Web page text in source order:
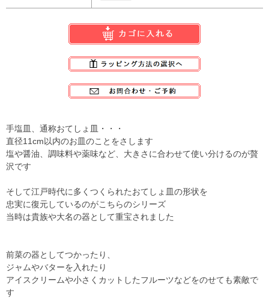
手塩皿、通称おてしょ皿・・・
直径11cm以内のお皿のことをさします
塩や醤油、調味料や薬味など、大きさに合わせて使い分けるのが贅
沢です
そして江戸時代に多くつくられたおてしょ皿の形状を
忠実に復元しているのがこちらのシリーズ
当時は貴族や大名の器として重宝されました
前菜の器としてつかったり、
ジャムやバターを入れたり
アイスクリームや小さくカットしたフルーツなどをのせても素敵で
す